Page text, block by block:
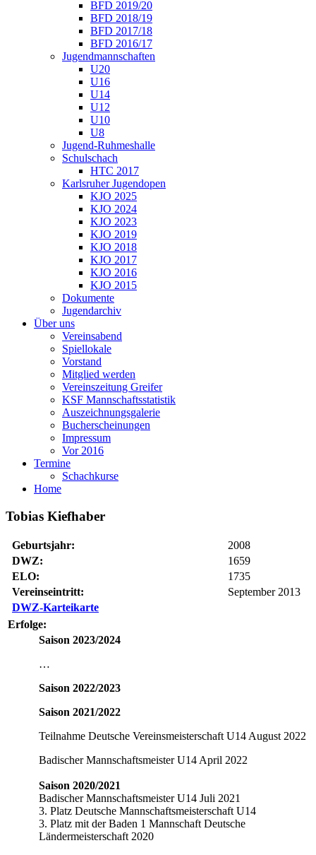
BFD 2019/20
BFD 2018/19
BFD 2017/18
BFD 2016/17
Jugendmannschaften
U20
U16
U14
U12
U10
U8
Jugend-Ruhmeshalle
Schulschach
HTC 2017
Karlsruher Jugendopen
KJO 2025
KJO 2024
KJO 2023
KJO 2019
KJO 2018
KJO 2017
KJO 2016
KJO 2015
Dokumente
Jugendarchiv
Über uns
Vereinsabend
Spiellokale
Vorstand
Mitglied werden
Vereinszeitung Greifer
KSF Mannschaftsstatistik
Auszeichnungsgalerie
Bucherscheinungen
Impressum
Vor 2016
Termine
Schachkurse
Home
Tobias Kiefhaber
Geburtsjahr:
2008
DWZ:
1659
ELO:
1735
Vereinseintritt:
September 2013
DWZ-Karteikarte
Erfolge:
Saison 2023/2024
…
Saison 2022/2023
Saison 2021/2022
Teilnahme Deutsche Vereinsmeisterschaft U14 August 2022
Badischer Mannschaftsmeister U14 April 2022
Saison 2020/2021
Badischer Mannschaftsmeister U14 Juli 2021
3. Platz Deutsche Mannschaftsmeisterschaft U14
3. Platz mit der Baden 1 Mannschaft Deutsche
Ländermeisterschaft 2020